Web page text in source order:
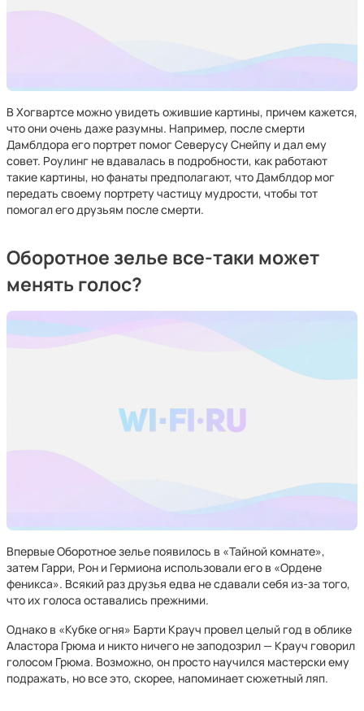
В Хогвартсе можно увидеть ожившие картины, причем кажется,
что они очень даже разумны. Например, после смерти
Дамблдора его портрет помог Северусу Снейпу и дал ему
совет. Роулинг не вдавалась в подробности, как работают
такие картины, но фанаты предполагают, что Дамблдор мог
передать своему портрету частицу мудрости, чтобы тот
помогал его друзьям после смерти.
Оборотное зелье все-таки может
менять голос?
Впервые Оборотное зелье появилось в «Тайной комнате»,
затем Гарри, Рон и Гермиона использовали его в «Ордене
феникса». Всякий раз друзья едва не сдавали себя из-за того,
что их голоса оставались прежними.
Однако в «Кубке огня» Барти Крауч провел целый год в облике
Аластора Грюма и никто ничего не заподозрил — Крауч говорил
голосом Грюма. Возможно, он просто научился мастерски ему
подражать, но все это, скорее, напоминает сюжетный ляп.